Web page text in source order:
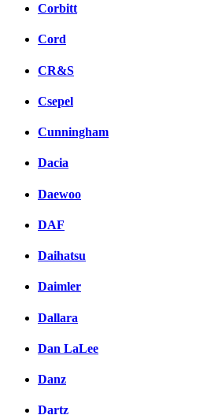
Corbitt
Cord
CR&S
Csepel
Cunningham
Dacia
Daewoo
DAF
Daihatsu
Daimler
Dallara
Dan LaLee
Danz
Dartz